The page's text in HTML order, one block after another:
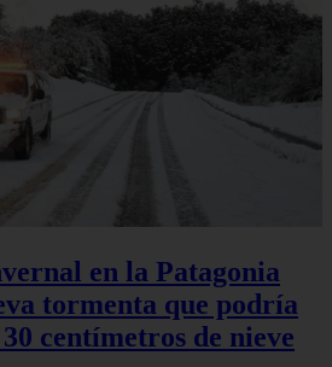
en la Patagonia
tormenta que podría
centímetros de nieve